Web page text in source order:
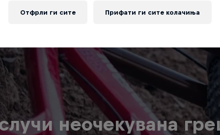
неочекувана
Отфрли ги сите Прифати ги сите колачиња